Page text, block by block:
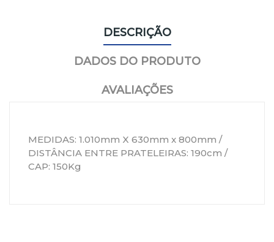
DESCRIÇÃO
DADOS DO PRODUTO
AVALIAÇÕES
MEDIDAS: 1.010mm X 630mm x 800mm /
DISTÂNCIA ENTRE PRATELEIRAS: 190cm /
CAP: 150Kg